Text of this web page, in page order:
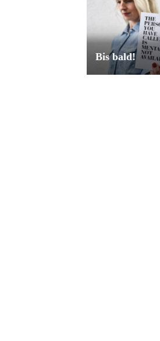
Bis bald!